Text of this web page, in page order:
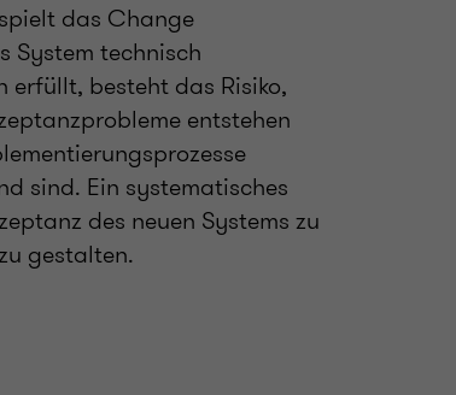
das Change
System technisch
besteht das Risiko,
entstehen
sind. Ein systematisches
des neuen Systems zu
gestalten.